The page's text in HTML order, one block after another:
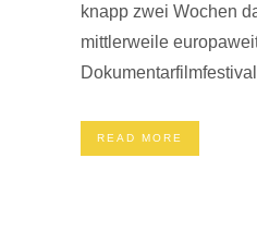
knapp zwei Wochen
mittlerweile
READ MORE